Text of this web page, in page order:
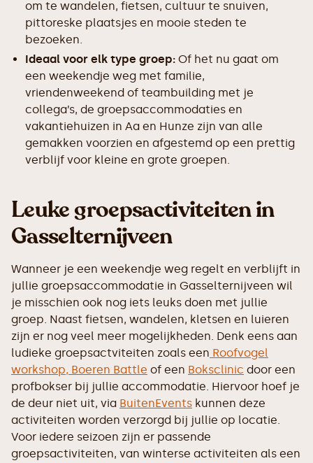
om te wandelen, fietsen, cultuur te snuiven,
pittoreske plaatsjes en mooie steden te
bezoeken.
Ideaal voor elk type groep: Of het nu gaat om
een weekendje weg met familie,
vriendenweekend of teambuilding met je
collega’s, de groepsaccommodaties en
vakantiehuizen in Aa en Hunze zijn van alle
gemakken voorzien en afgestemd op een prettig
verblijf voor kleine en grote groepen.
Leuke groepsactiviteiten in
Gasselternijveen
Wanneer je een weekendje weg regelt en verblijft in
jullie groepsaccommodatie in Gasselternijveen wil
je misschien ook nog iets leuks doen met jullie
groep. Naast fietsen, wandelen, kletsen en luieren
zijn er nog veel meer mogelijkheden. Denk eens aan
ludieke groepsactviteiten zoals een Roofvogel
workshop, Boeren Battle of een Boksclinic door een
profbokser bij jullie accommodatie. Hiervoor hoef je
de deur niet uit, via BuitenEvents kunnen deze
activiteiten worden verzorgd bij jullie op locatie.
Voor iedere seizoen zijn er passende
groepsactiviteiten, van winterse activiteiten als een